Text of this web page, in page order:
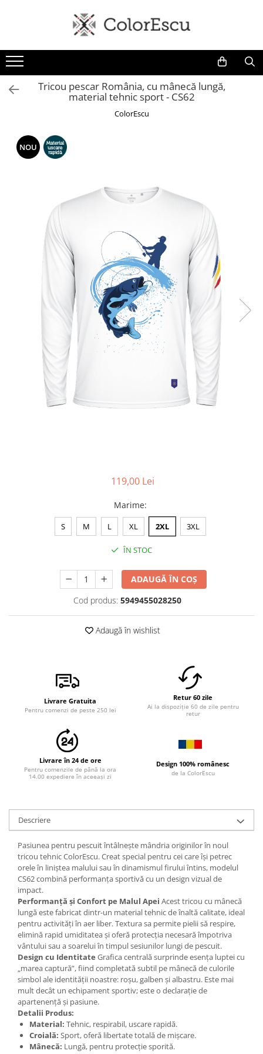
Toate produsele
Tricouri
Tricouri bărbați
Tricouri damă
Tricouri sport tehnice
Bluze si hanorace
Bluze si hanorace damă
Bluze de trening | Bluze tehnice
Pantaloni
Șepci și căciuli
Simboluri tradiționale
reinterpretate
Tricouri cu mesaje de bine
Tricouri de poveste
Carduri Cadou
Tricou pescar România, cu mânecă lungă,
material tehnic sport - CS62
ColorEscu
NOU
119,00 Lei
Marime:
S M L XL 2XL 3XL
ÎN STOC
ADAUGĂ ÎN COȘ
Cod produs: 5949455028250
Adaugă în wishlist
Livrare Gratuita
Pentru comenzi de peste 250 lei
Retur 60 zile
Ai la dispoziție 60 de zile pentru
retur
Livrare în 24 de ore
Pentru comenzile de până la ora
14.00 expediere în aceeași zi
Design 100% românesc
de la ColorEscu
Descriere
Pasiunea pentru pescuit întâlnește mândria originilor în noul
tricou tehnic ColorEscu. Creat special pentru cei care își petrec
orele în liniștea malului sau în dinamismul firului întins, modelul
CS62 combină performanța sportivă cu un design vizual de
impact.
Performanță și Confort pe Malul Apei Acest tricou cu mânecă
lungă este fabricat dintr-un material tehnic de înaltă calitate, ideal
pentru activități în aer liber. Textura sa permite pielii să respire,
elimină rapid umiditatea și oferă protecția necesară împotriva
vântului sau a soarelui în timpul sesiunilor lungi de pescuit.
Design cu Identitate Grafica centrală surprinde esența luptei cu
„marea captură”, fiind completată subtil pe mânecă de culorile
simbol ale identității noastre: roșu, galben și albastru. Este mai
mult decât un echipament sportiv; este o declarație de
apartenență și pasiune.
Detalii Produs:
Material: Tehnic, respirabil, uscare rapidă.
Croială: Sport, oferă libertate totală de mișcare.
Mânecă: Lungă, pentru protecție sporită.